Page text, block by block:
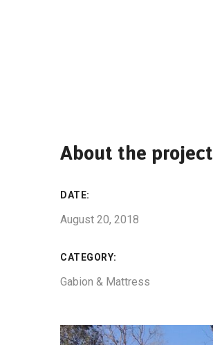
About the project
DATE:
August 20, 2018
CATEGORY:
Gabion & Mattress